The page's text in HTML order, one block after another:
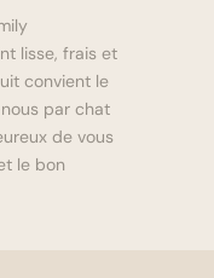
lisse, frais et
convient le
par chat
de vous
le bon